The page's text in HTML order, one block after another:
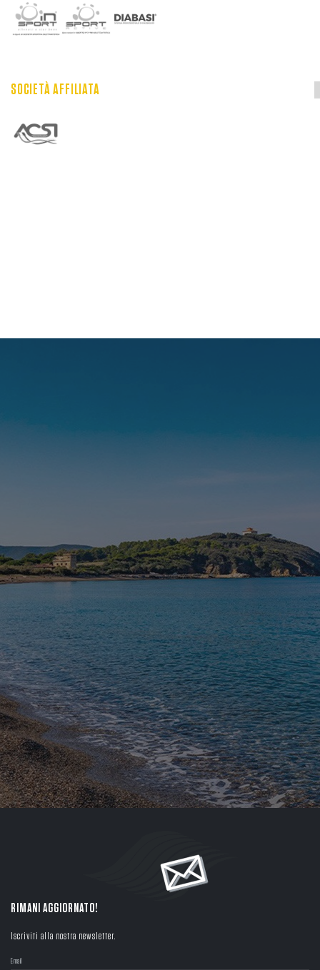
SOCIETÀ AFFILIATA
RIMANI AGGIORNATO!
Iscriviti alla nostra newsletter.
Email